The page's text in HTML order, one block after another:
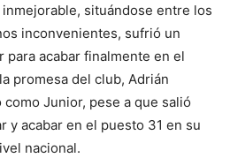
situándose entre los
inconvenientes, sufrió un
para acabar finalmente en el
promesa del club, Adrián
Junior, pese a que salió
y acabar en el puesto 31 en su
nacional.